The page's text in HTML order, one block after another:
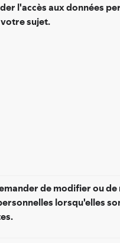
l'accès aux données
sujet.
de modifier ou
lorsqu'elles